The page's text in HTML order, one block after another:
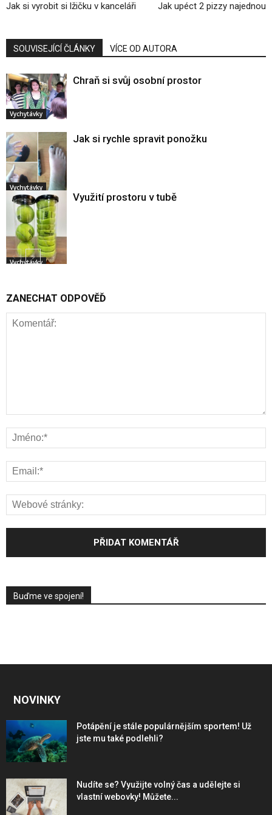
Jak si vyrobit si lžičku v kanceláři Jak upéct 2 pizzy najednou
SOUVISEJÍCÍ ČLÁNKY VÍCE OD AUTORA
Vychytávky
Chraň si svůj osobní prostor
Vychytávky
Jak si rychle spravit ponožku
Vychytávky
Využití prostoru v tubě
ZANECHAT ODPOVĚĎ
Buďme ve spojení!
NOVINKY
Potápění je stále populárnějším sportem! Už
jste mu také podlehli?
Nudíte se? Využijte volný čas a udělejte si
vlastní webovky! Můžete...